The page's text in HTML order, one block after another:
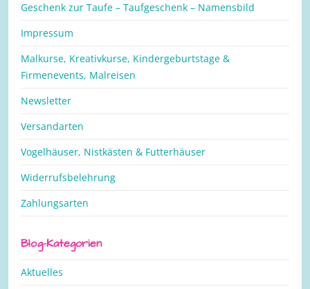
Geschenk zur Taufe – Taufgeschenk – Namensbild
Impressum
Malkurse, Kreativkurse, Kindergeburtstage &
Firmenevents, Malreisen
Newsletter
Versandarten
Vogelhäuser, Nistkästen & Futterhäuser
Widerrufsbelehrung
Zahlungsarten
Blog-Kategorien
Aktuelles